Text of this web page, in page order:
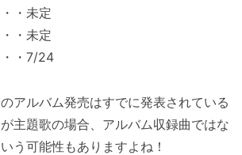
・未定
・未定
・・7/24
アルバム発売はすでに発表されている
主題歌の場合、アルバム収録曲ではな
う可能性もありますよね！